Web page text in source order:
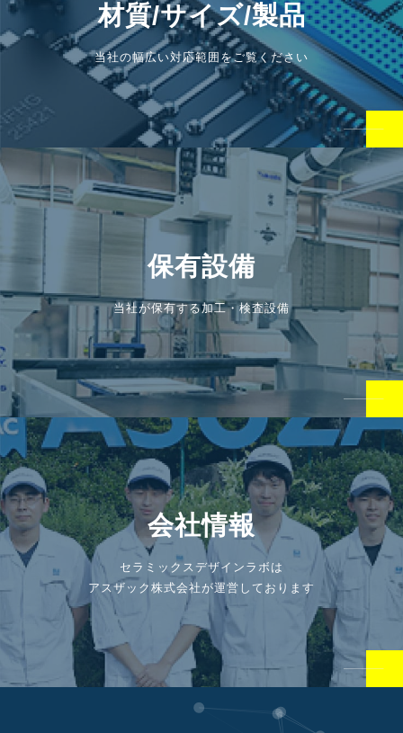
材質/サイズ/製品
当社の幅広い対応範囲をご覧ください
保有設備
当社が保有する加工・検査設備
会社情報
セラミックスデザインラボは
アスザック株式会社が運営しております